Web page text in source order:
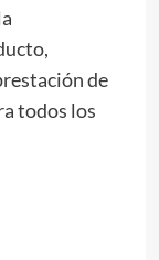
de
todos los